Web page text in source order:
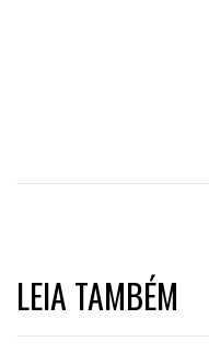
LEIA TAMBÉM